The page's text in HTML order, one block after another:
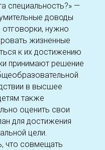
специальность?» —
доводы
нужно
жизненные
к их достижению
принимают решение
в высшее
также
оценить свои
для достижения
цели.
что совмещать